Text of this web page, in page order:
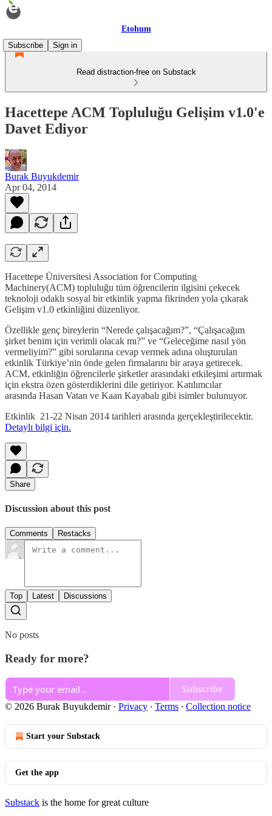
Etohum
Subscribe
Sign in
Read distraction-free on Substack
Hacettepe ACM Topluluğu Gelişim v1.0'e
Davet Ediyor
Burak Buyukdemir
Apr 04, 2014
Hacettepe Üniversitesi Association for Computing
Machinery(ACM) topluluğu tüm öğrencilerin ilgisini çekecek
teknoloji odaklı sosyal bir etkinlik yapma fikrinden yola çıkarak
Gelişim v1.0 etkinliğini düzenliyor.
Özellikle genç bireylerin “Nerede çalışacağım?”, “Çalışacağım
şirket benim için verimli olacak mı?” ve “Geleceğime nasıl yön
vermeliyim?” gibi sorularına cevap vermek adına oluşturulan
etkinlik Türkiye’nin önde gelen firmalarını bir araya getirecek.
ACM, etkinliğin öğrencilerle şirketler arasındaki etkileşimi artırmak
için ekstra özen gösterdiklerini dile getiriyor. Katılımcılar
arasında Hasan Vatan ve Kaan Kayabalı gibi isimler bulunuyor.
Etkinlik 21-22 Nisan 2014 tarihleri arasında gerçekleştirilecektir.
Detaylı bilgi için.
Share
Discussion about this post
Comments Restacks
Top Latest Discussions
No posts
Ready for more?
Subscribe
© 2026 Burak Buyukdemir· Privacy ∙ Terms ∙ Collection notice
Start your Substack
Get the app
Substack is the home for great culture